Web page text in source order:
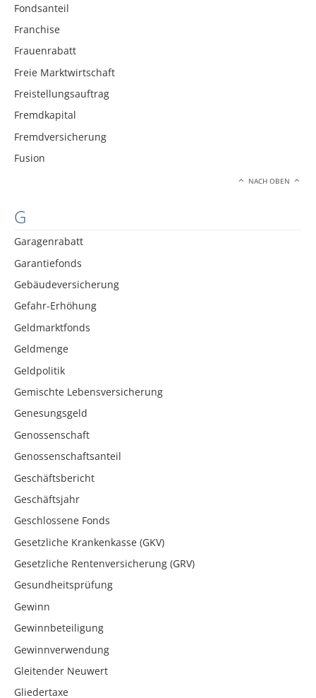
Fondsanteil
Franchise
Frauenrabatt
Freie Marktwirtschaft
Freistellungsauftrag
Fremdkapital
Fremdversicherung
Fusion
NACH OBEN
G
Garagenrabatt
Garantiefonds
Gebäudeversicherung
Gefahr-Erhöhung
Geldmarktfonds
Geldmenge
Geldpolitik
Gemischte Lebensversicherung
Genesungsgeld
Genossenschaft
Genossenschaftsanteil
Geschäftsbericht
Geschäftsjahr
Geschlossene Fonds
Gesetzliche Krankenkasse (GKV)
Gesetzliche Rentenversicherung (GRV)
Gesundheitsprüfung
Gewinn
Gewinnbeteiligung
Gewinnverwendung
Gleitender Neuwert
Gliedertaxe